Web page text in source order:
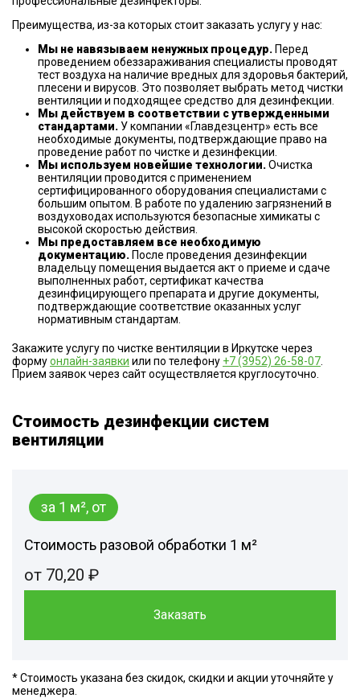
Преимущества, из-за которых стоит заказать услугу у нас:
Мы не навязываем ненужных процедур. Перед
проведением обеззараживания специалисты проводят
тест воздуха на наличие вредных для здоровья бактерий,
плесени и вирусов. Это позволяет выбрать метод чистки
вентиляции и подходящее средство для дезинфекции.
Мы действуем в соответствии с утвержденными
стандартами. У компании «Главдезцентр» есть все
необходимые документы, подтверждающие право на
проведение работ по чистке и дезинфекции.
Мы используем новейшие технологии.Очистка
вентиляции проводится с применением
сертифицированного оборудования специалистами с
большим опытом. В работе по удалению загрязнений в
воздуховодах используются безопасные химикаты с
высокой скоростью действия.
Мы предоставляем все необходимую
документацию. После проведения дезинфекции
владельцу помещения выдается акт о приеме и сдаче
выполненных работ, сертификат качества
дезинфицирующего препарата и другие документы,
подтверждающие соответствие оказанных услуг
нормативным стандартам.
Закажите услугу по чистке вентиляции в Иркутске через
формуонлайн-заявки или по телефону +7 (3952) 26-58-07
Прием заявок через сайт осуществляется круглосуточно.
Стоимость дезинфекции систем
вентиляции
за 1 м², от
Стоимость разовой обработки 1 м²
от 70,20 ₽
Заказать
* Стоимость указана без скидок, скидки и акции уточняйте у
менеджера.